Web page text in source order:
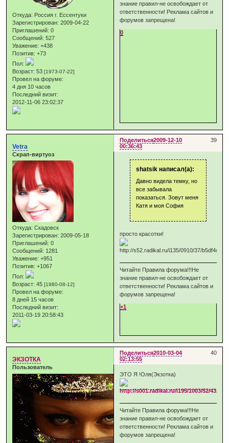
Откуда: Россия г. Ессентуки
Зарегистрирован: 2009-04-22
Приглашений: 0
Сообщений: 527
Уважение: +438
Позитив: +73
Пол:
Возраст: 53[1973-07-22]
Провел на форуме:
4 дня 10 часов
Последний визит:
2012-11-06 23:02:37
знание правил-не освобождает от
ответственности! Реклама сайтов и
форумов запрещена!
0
Поделиться 39
2009-12-10
00:36:43
Vetra
Скрап-виртуоз
Откуда: Скадовск
Зарегистрирован: 2009-05-18
Приглашений: 0
Сообщений: 1281
Уважение: +951
Позитив: +1067
Пол:
Возраст: 45[1980-08-12]
Провел на форуме:
8 дней 15 часов
Последний визит:
2011-03-19 20:58:43
shatsik написал(а):
Давно видела темку, но
все забывала
показаться. Зовут меня
Катя и моя София
просто красотки!
Читайте Правила форума!!!Не
знание правил-не освобождает от
ответственности! Реклама сайтов и
форумов запрещена!
+1
Поделиться 40
2010-03-04
02:13:55
ЭКЗОТКА
Пользователь
ЭТО Я !Оля(Экзотка)
Читайте Правила форума!!!Не
знание правил-не освобождает от
ответственности! Реклама сайтов и
форумов запрещена!